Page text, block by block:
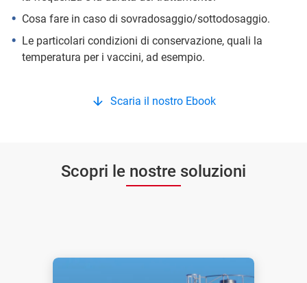
Cosa fare in caso di sovradosaggio/sottodosaggio.
Le particolari condizioni di conservazione, quali la
temperatura per i vaccini, ad esempio.
Scaria il nostro Ebook
Scopri le nostre soluzioni